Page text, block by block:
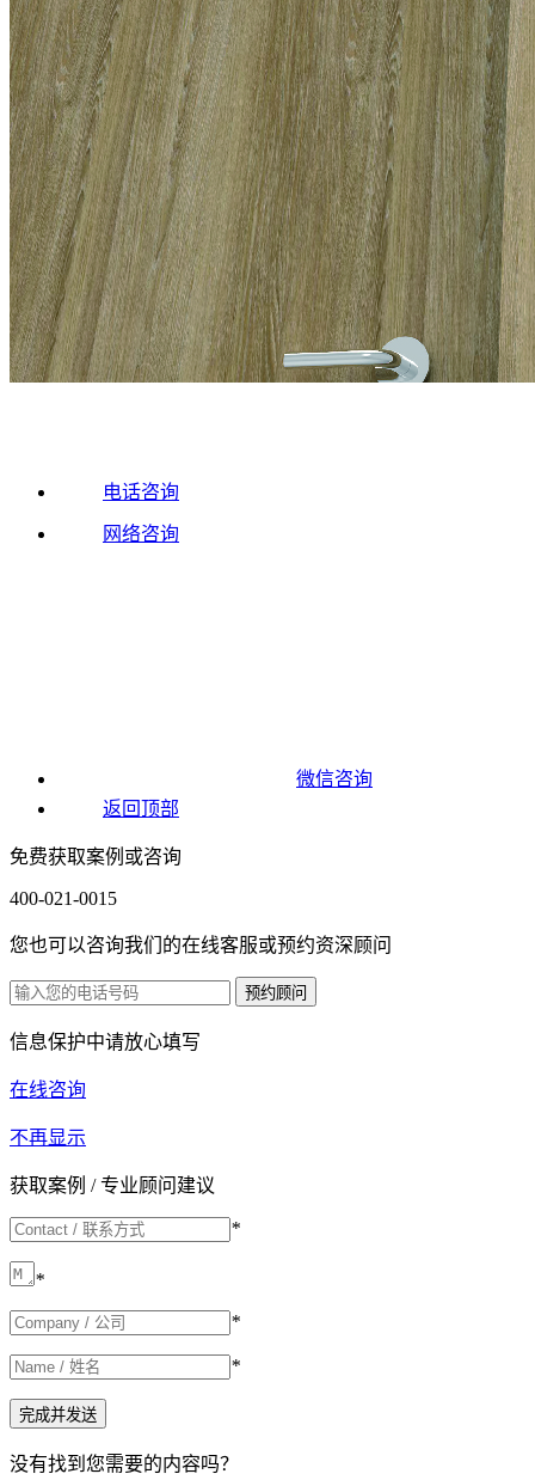
电话咨询
网络咨询
微信咨询
返回顶部
免费获取案例或咨询
400-021-0015
您也可以咨询我们的在线客服或预约资深顾问
信息保护中请放心填写
在线咨询
不再显示
获取案例 / 专业顾问建议
*
*
*
*
没有找到您需要的内容吗？